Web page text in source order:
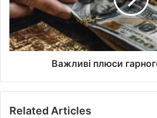
Важливі плюси
Related Articles